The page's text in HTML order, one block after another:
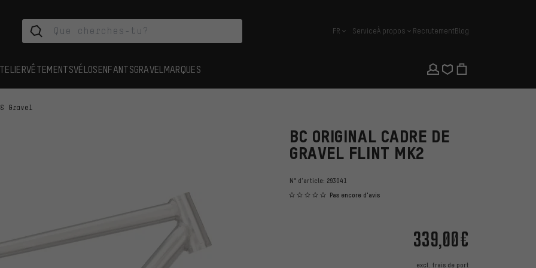
français
FR ServiceÀ propos RecrutementBlog
VÊTEMENTSVÉLOSENFANTSGRAVEL MARQUES
Gravel
BC ORIGINAL CADRE DE
GRAVEL FLINT MK2
N° d'article: 293041
Pas encore d'avis
339,00€
excl. frais de port